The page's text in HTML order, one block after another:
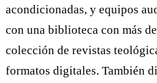
acondicionadas, y equipos
con una biblioteca con más
colección de revistas
formatos digitales. También